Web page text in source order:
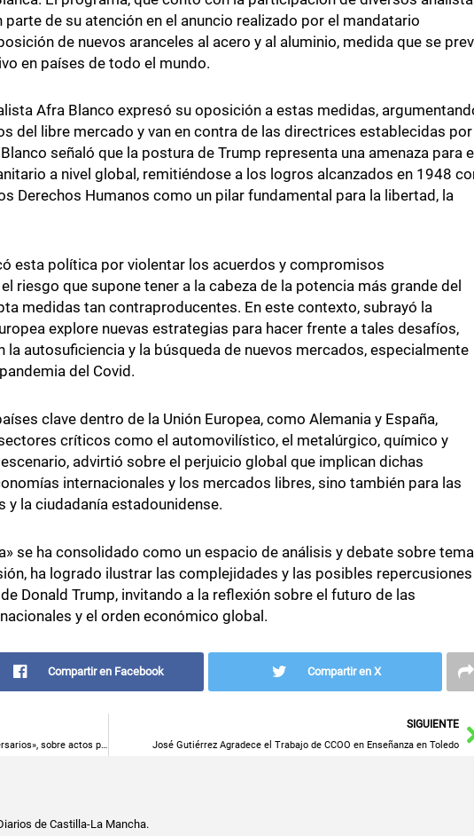
de su atención en el anuncio realizado por el mandatario
de nuevos aranceles al acero y al aluminio, medida que se
en países de todo el mundo.
Afra Blanco expresó su oposición a estas medidas,
del libre mercado y van en contra de las directrices establecidas por
señaló que la postura de Trump representa una amenaza para el
a nivel global, remitiéndose a los logros alcanzados en 1948
Derechos Humanos como un pilar fundamental para la libertad, la
esta política por violentar los acuerdos y compromisos
riesgo que supone tener a la cabeza de la potencia más grande del
medidas tan contraproducentes. En este contexto, subrayó la
explore nuevas estrategias para hacer frente a tales desafíos,
la autosuficiencia y la búsqueda de nuevos mercados, especialmente
del Covid.
clave dentro de la Unión Europea, como Alemania y España,
críticos como el automovilístico, el metalúrgico, químico y
advirtió sobre el perjuicio global que implican dichas
internacionales y los mercados libres, sino también para las
y la ciudadanía estadounidense.
se ha consolidado como un espacio de análisis y debate sobre
ha logrado ilustrar las complejidades y las posibles repercusiones
Donald Trump, invitando a la reflexión sobre el futuro de las
y el orden económico global.
Compartir en Facebook Compartir en X
Fúnez interroga a Sánchez, «aficionado a celebrar aniversarios», sobre actos por el primer año del ‘caso Koldo’
SIGUIENTE
José Gutiérrez Agradece el Trabajo de CCOO en Enseñanza en Toledo
de Castilla-La Mancha.